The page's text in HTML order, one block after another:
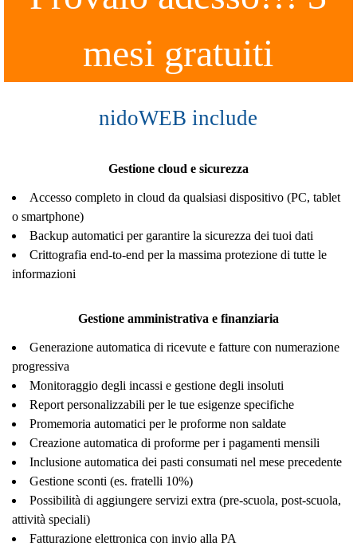
mesi gratuiti
nidoWEB include
Gestione cloud e sicurezza
Accesso completo in cloud da qualsiasi dispositivo (PC, tablet
o smartphone)
Backup automatici per garantire la sicurezza dei tuoi dati
Crittografia end-to-end per la massima protezione di tutte le
informazioni
Gestione amministrativa e finanziaria
Generazione automatica di ricevute e fatture con numerazione
progressiva
Monitoraggio degli incassi e gestione degli insoluti
Report personalizzabili per le tue esigenze specifiche
Promemoria automatici per le proforme non saldate
Creazione automatica di proforme per i pagamenti mensili
Inclusione automatica dei pasti consumati nel mese precedente
Gestione sconti (es. fratelli 10%)
Possibilità di aggiungere servizi extra (pre-scuola, post-scuola,
attività speciali)
Fatturazione elettronica con invio alla PA